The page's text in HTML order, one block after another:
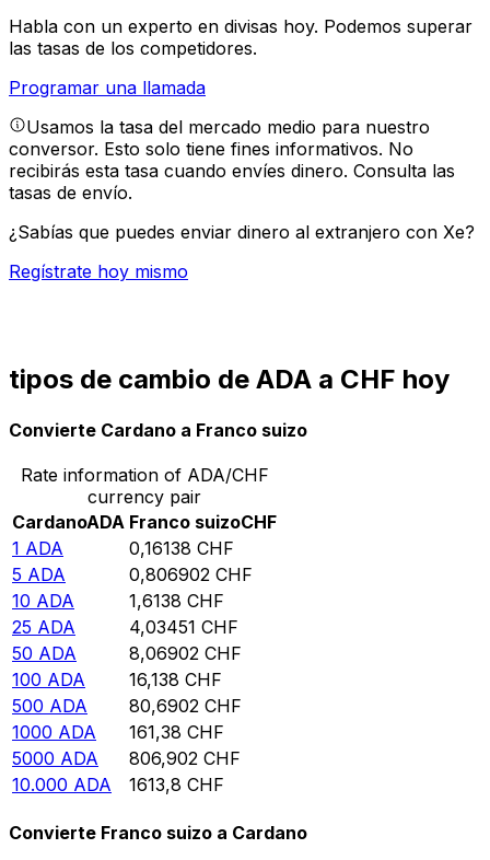
Habla con un experto en divisas hoy. Podemos superar
las tasas de los competidores.
Programar una llamada
Usamos la tasa del mercado medio para nuestro
conversor. Esto solo tiene fines informativos. No
recibirás esta tasa cuando envíes dinero. Consulta las
tasas de envío.
¿Sabías que puedes enviar dinero al extranjero con Xe?
Regístrate hoy mismo
tipos de cambio de ADA a CHF hoy
Convierte Cardano a Franco suizo
Rate information of ADA/CHF
currency pair
CardanoADA Franco suizoCHF
1 ADA 0,16138 CHF
5 ADA 0,806902 CHF
10 ADA 1,6138 CHF
25 ADA 4,03451 CHF
50 ADA 8,06902 CHF
100 ADA 16,138 CHF
500 ADA 80,6902 CHF
1000 ADA 161,38 CHF
5000 ADA 806,902 CHF
10.000 ADA 1613,8 CHF
Convierte Franco suizo a Cardano